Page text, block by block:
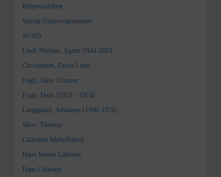
Bilspecialisten
Vejrup Undervognscenter
SUVO
Utoft Nielsen, Agner 1944-2003
Christensen, Doris Lund
Fogh, Hans Clausen
Fogh, Hans (1929 - 1974)
Langgaard, Johannes (1900-1976)
Skov, Thomas
Callesens Møbelfabrik
Hans Jensen Callesen
Hans Callesen